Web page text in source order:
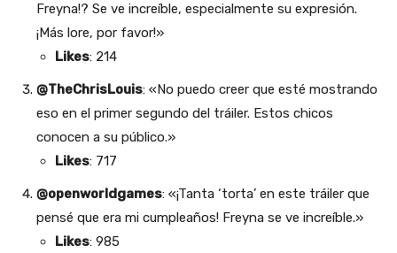
Freyna!? Se ve increíble, especialmente su expresión.
¡Más lore, por favor!»
Likes: 214
@TheChrisLouis: «No puedo creer que esté mostrando
eso en el primer segundo del tráiler. Estos chicos
conocen a su público.»
Likes: 717
@openworldgames: «¡Tanta ‘torta’ en este tráiler que
pensé que era mi cumpleaños! Freyna se ve increíble.»
Likes: 985